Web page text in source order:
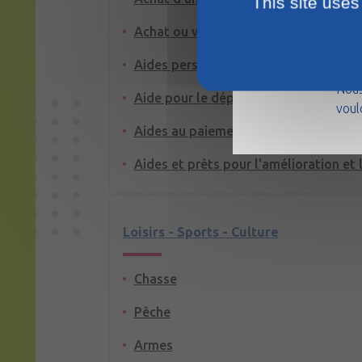
Achat ou vente d'un logement
Aides personnelles au logement
Aide pour le dépôt de garantie ou la
Aides au paiement des factures :
Aides et prêts pour l'amélioration et
Loisirs - Sports - Culture
Chasse
Pêche
Armes
La